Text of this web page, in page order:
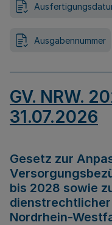
Ausgabennummer
GV. NRW.
31.07.2026
Gesetz zur
bis 2028 sowie
Nordrhein-